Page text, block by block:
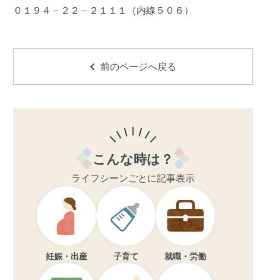
０１９４－２２－２１１１（内線５０６）
前のページへ戻る
こんな時は？
ライフシーンごとに記事表示
妊娠・出産 子育て 就職・労働